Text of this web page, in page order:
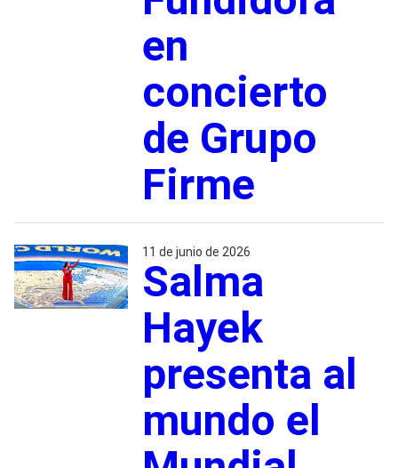
en
concierto
de Grupo
Firme
11 de junio de 2026
Salma
Hayek
presenta al
mundo el